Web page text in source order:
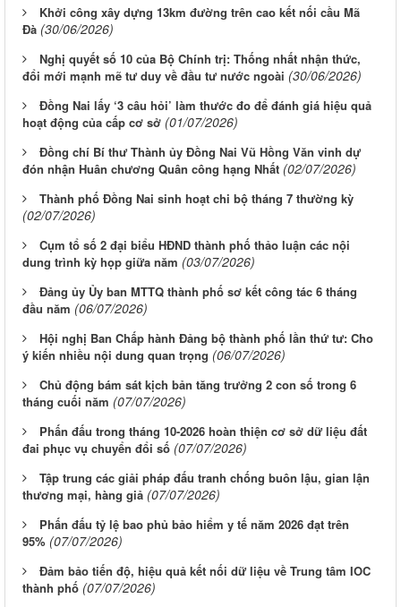
Khởi công xây dựng 13km đường trên cao kết nối cầu Mã
Đà (30/06/2026)
Nghị quyết số 10 của Bộ Chính trị: Thống nhất nhận thức,
đổi mới mạnh mẽ tư duy về đầu tư nước ngoài (30/06/2026)
Đồng Nai lấy ‘3 câu hỏi’ làm thước đo để đánh giá hiệu quả
hoạt động của cấp cơ sở (01/07/2026)
Đồng chí Bí thư Thành ủy Đồng Nai Vũ Hồng Văn vinh dự
đón nhận Huân chương Quân công hạng Nhất (02/07/2026)
Thành phố Đồng Nai sinh hoạt chi bộ tháng 7 thường kỳ
(02/07/2026)
Cụm tổ số 2 đại biểu HĐND thành phố thảo luận các nội
dung trình kỳ họp giữa năm (03/07/2026)
Đảng ủy Ủy ban MTTQ thành phố sơ kết công tác 6 tháng
đầu năm (06/07/2026)
Hội nghị Ban Chấp hành Đảng bộ thành phố lần thứ tư: Cho
ý kiến nhiều nội dung quan trọng (06/07/2026)
Chủ động bám sát kịch bản tăng trưởng 2 con số trong 6
tháng cuối năm (07/07/2026)
Phấn đấu trong tháng 10-2026 hoàn thiện cơ sở dữ liệu đất
đai phục vụ chuyển đổi số (07/07/2026)
Tập trung các giải pháp đấu tranh chống buôn lậu, gian lận
thương mại, hàng giả (07/07/2026)
Phấn đấu tỷ lệ bao phủ bảo hiểm y tế năm 2026 đạt trên
95% (07/07/2026)
Đảm bảo tiến độ, hiệu quả kết nối dữ liệu về Trung tâm IOC
thành phố (07/07/2026)